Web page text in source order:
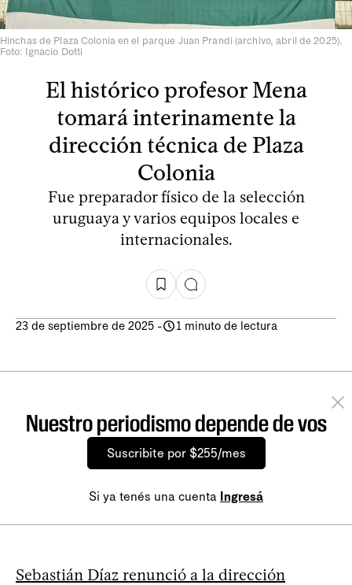
Hinchas de Plaza Colonia en el parque Juan Prandi (archivo, abril de 2025).
Foto: Ignacio Dotti
El histórico profesor Mena
tomará interinamente la
dirección técnica de Plaza
Colonia
Fue preparador físico de la selección
uruguaya y varios equipos locales e
internacionales.
23 de septiembre de 2025 - 1 minuto de lectura
Nuestro periodismo depende de vos
Suscribite por $255/mes
Si ya tenés una cuenta Ingresá
Sebastián Díaz renunció a la dirección